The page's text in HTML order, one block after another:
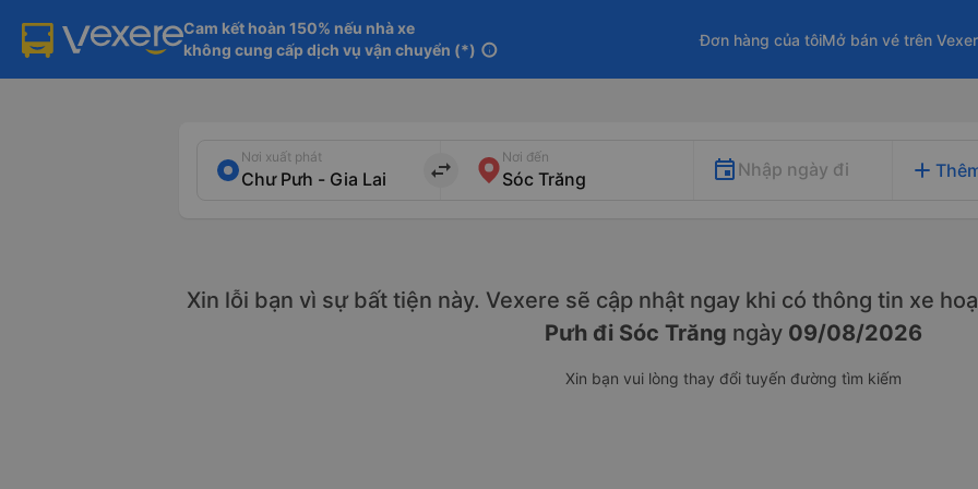
Cam kết hoàn 150% nếu nhà xe
không cung cấp dịch vụ vận chuyển (*) info
Đơn hàng của tôiMở bán vé trên
Nơi xuất phát
import_export
Nơi đến
Nhập ngày đi add
Xin lỗi bạn vì sự bất tiện này. Vexere sẽ cập nhật ngay khi có thông tin xe
Pưh đi Sóc Trăng ngày 09/08/2026
Xin bạn vui lòng thay đổi tuyến đường tìm kiếm